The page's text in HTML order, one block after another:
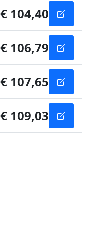
€ 104,40
€ 106,79
€ 107,65
€ 109,03